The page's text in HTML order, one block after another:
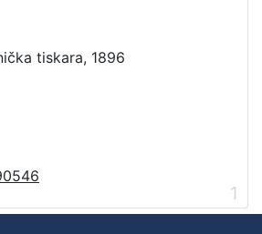
tiskara, 1896
1